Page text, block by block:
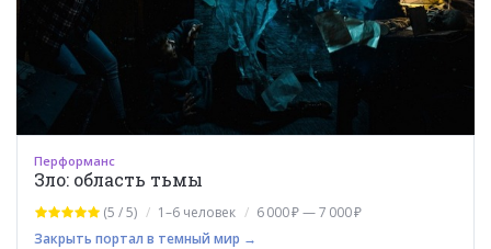
Перформанс
Зло: область тьмы
(5 / 5) 1–6 человек
6 000 ₽ — 7 000 ₽
Закрыть портал в темный мир →